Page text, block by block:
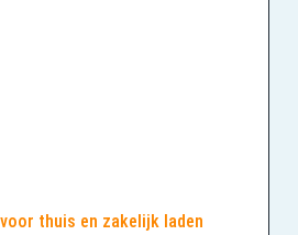
thuis en zakelijk laden